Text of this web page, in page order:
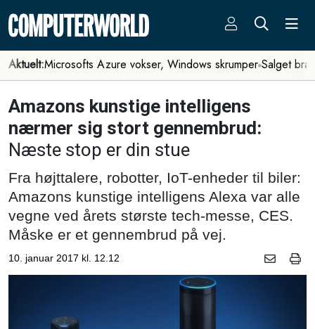
Aktuelt:Microsofts Azure vokser, Windows skrumper Salget
Amazons kunstige intelligens
nærmer sig stort gennembrud:
Næste stop er din stue
Fra højttalere, robotter, IoT-enheder til biler:
Amazons kunstige intelligens Alexa var alle
vegne ved årets største tech-messe, CES.
Måske er et gennembrud på vej.
10. januar 2017 kl. 12.12